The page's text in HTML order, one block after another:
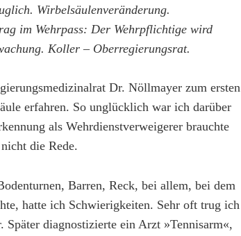
Wirbelsäulenveränderung.
im Wehrpass: Der Wehrpflichtige wird
Koller – Oberregierungsrat.
Dr. Nöllmayer zum ersten
erfahren. So unglücklich war ich darüber
als Wehrdienstverweigerer brauchte
die Rede.
Barren, Reck, bei allem, bei dem
hatte ich Schwierigkeiten. Sehr oft trug ich
Später diagnostizierte ein Arzt »Tennisarm«,